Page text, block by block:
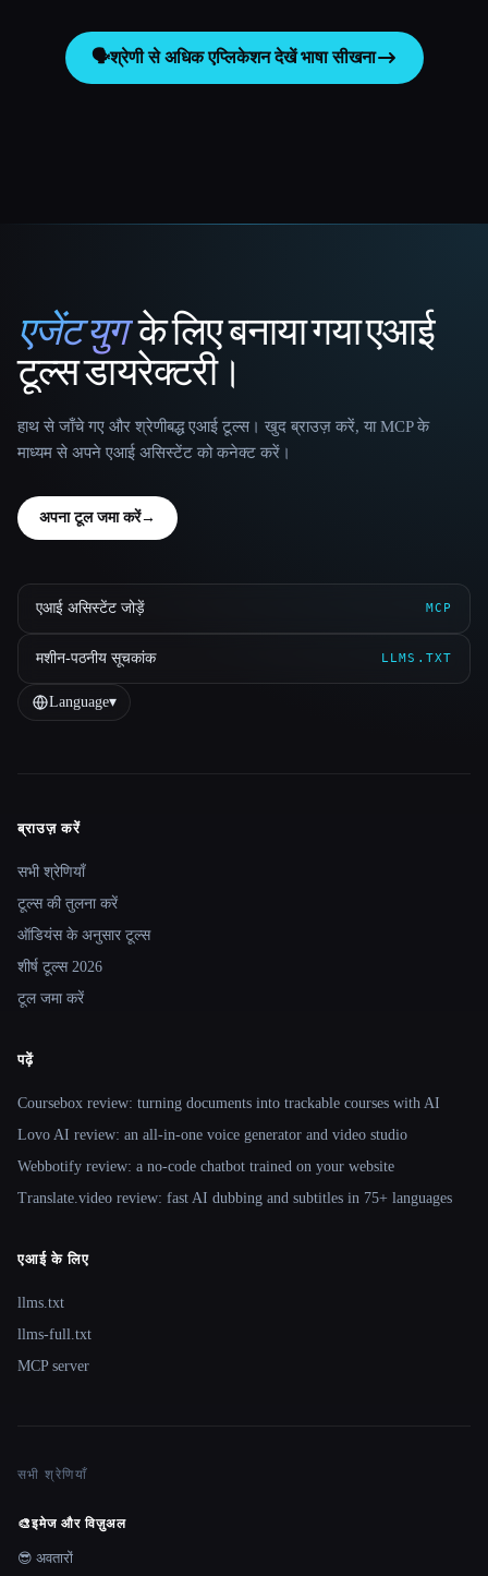
🗣️श्रेणी से अधिक एप्लिकेशन देखेंभाषा सीखना
That AI Collection
एजेंट युगके लिए बनाया गया एआई
टूल्स डायरेक्टरी।
हाथ से जाँचे गए और श्रेणीबद्ध एआई टूल्स। खुद ब्राउज़ करें, या MCP के
माध्यम से अपने एआई असिस्टेंट को कनेक्ट करें।
अपना टूल जमा करें→
एआई असिस्टेंट जोड़ें MCP
मशीन-पठनीय सूचकांक LLMS.TXT
Language▾
Site navigation
ब्राउज़ करें
सभी श्रेणियाँ
टूल्स की तुलना करें
ऑडियंस के अनुसार टूल्स
शीर्ष टूल्स 2026
टूल जमा करें
पढ़ें
Coursebox review: turning documents into trackable courses with AI
Lovo AI review: an all-in-one voice generator and video studio
Webbotify review: a no-code chatbot trained on your website
Translate.video review: fast AI dubbing and subtitles in 75+ languages
एआई के लिए
llms.txt
llms-full.txt
MCP server
सभी श्रेणियाँ
🎨इमेज और विज़ुअल
😎 अवतारों